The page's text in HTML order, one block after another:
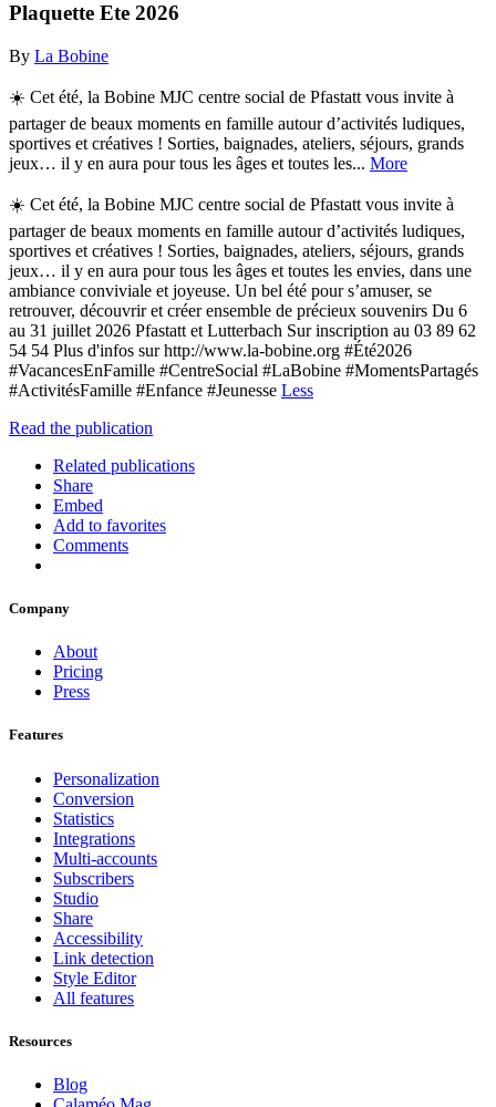
Plaquette Ete 2026
By La Bobine
☀️ Cet été, la Bobine MJC centre social de Pfastatt vous invite à
partager de beaux moments en famille autour d’activités ludiques,
sportives et créatives ! Sorties, baignades, ateliers, séjours, grands
jeux… il y en aura pour tous les âges et toutes les... More
☀️ Cet été, la Bobine MJC centre social de Pfastatt vous invite à
partager de beaux moments en famille autour d’activités ludiques,
sportives et créatives ! Sorties, baignades, ateliers, séjours, grands
jeux… il y en aura pour tous les âges et toutes les envies, dans une
ambiance conviviale et joyeuse. Un bel été pour s’amuser, se
retrouver, découvrir et créer ensemble de précieux souvenirs Du 6
au 31 juillet 2026 Pfastatt et Lutterbach Sur inscription au 03 89 62
54 54 Plus d'infos sur http://www.la-bobine.org #Été2026
#VacancesEnFamille #CentreSocial #LaBobine #MomentsPartagés
#ActivitésFamille #Enfance #Jeunesse Less
Read the publication
Related publications
Share
Embed
Add to favorites
Comments
Company
About
Pricing
Press
Features
Personalization
Conversion
Statistics
Integrations
Multi-accounts
Subscribers
Studio
Share
Accessibility
Link detection
Style Editor
All features
Resources
Blog